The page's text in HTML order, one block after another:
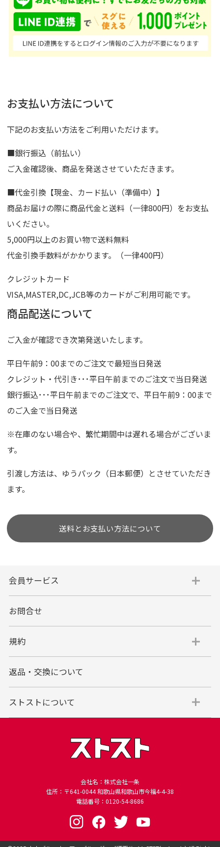
お支払い方法について
下記のお支払い方法をご利用いただけます。
■銀行振込（前払い）
ご入金確認後、商品を発送させていただきます。
■代金引換【現金、カード払い（準備中）】
商品お届けの際に商品代金と送料（一律800円）をお支払
いください。
5,000円以上のお買い物で送料無料
代金引換手数料がかかります。（一律400円）
クレジットカード
VISA,MASTER,DC,JCB等のカードがご利用可能です。
商品配送について
ご入金が確認でき次第発送いたします。
平日午前9：00までのご注文で最短当日発送
クレジット・代引き･･･平日午前までのご注文で当日発送
銀行振込･･･平日午前までのご注文で、平日午前9：00まで
のご入金で当日発送
※在庫のない場合や、繁忙期間中は遅れる場合がございま
す。
引渡し方法は、ゆうパック（日本郵便）とさせていただき
ます。
送料とお支払い方法について
会員サービス
お問合せ
規約
返品・交換について
ストストについて
会社名：株式会社一条
住所：〒641-0044 和歌山県和歌山市今福4-4-38
電話番号：0120-54-8686